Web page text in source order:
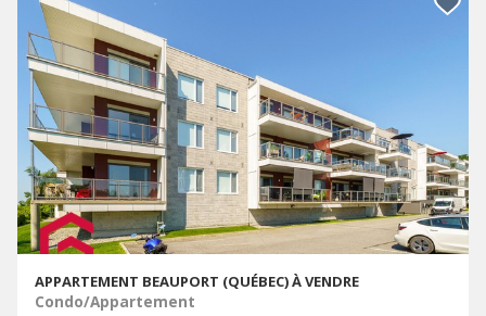
APPARTEMENT BEAUPORT (QUÉBEC) À VENDRE
Condo/Appartement